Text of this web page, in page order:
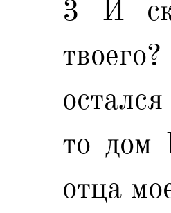
3 И
то дом
отца